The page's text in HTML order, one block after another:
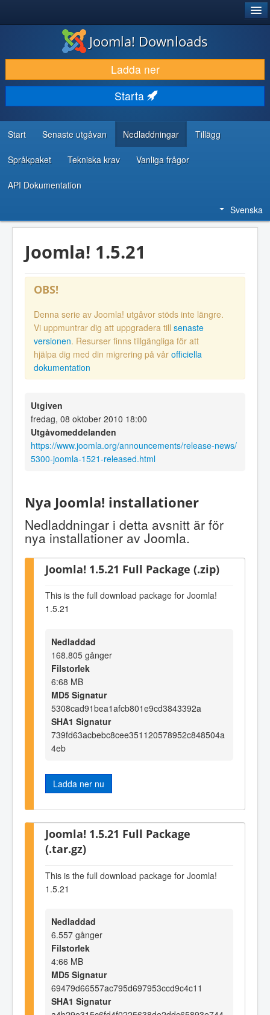
LADDA NER & UTÖKA
UPPTÄCK & LÄR
GEMENSKAP & SUPPORT
RESURSER FÖR UTVECKLARE
Joomla! Downloads
Ladda ner
Starta
Start Senaste utgåvan Nedladdningar Tillägg
Språkpaket Tekniska krav Vanliga frågor
API Dokumentation
Svenska
Joomla! 1.5.21
OBS!
Denna serie av Joomla! utgåvor stöds inte längre.
Vi uppmuntrar dig att uppgradera till senaste
versionen. Resurser finns tillgängliga för att
hjälpa dig med din migrering på vår officiella
dokumentation
Utgiven
fredag, 08 oktober 2010 18:00
Utgåvomeddelanden
https://www.joomla.org/announcements/release-news/
5300-joomla-1521-released.html
Nya Joomla! installationer
Nedladdningar i detta avsnitt är för
nya installationer av Joomla.
Joomla! 1.5.21 Full Package (.zip)
This is the full download package for Joomla!
1.5.21
Nedladdad
168.805 gånger
Filstorlek
6:68 MB
MD5 Signatur
5308cad91bea1afcb801e9cd3843392a
SHA1 Signatur
739fd63acbebc8cee351120578952c848504a
4eb
Ladda ner nu
Joomla! 1.5.21 Full Package
(.tar.gz)
This is the full download package for Joomla!
1.5.21
Nedladdad
6.557 gånger
Filstorlek
4:66 MB
MD5 Signatur
69479d66557ac795d697953ccd9c4c11
SHA1 Signatur